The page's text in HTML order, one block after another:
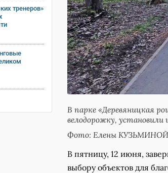
тренеров»
В парке «Деревяницкая
велодорожку, установили
Фото: Елены КУЗЬМИНОЙ
В пятницу, 12 июня,
выбору объектов для